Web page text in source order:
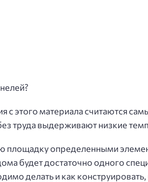
с этого материала считаются
труда выдерживают низкие
площадку определенными
будет достаточно одного
делать и как